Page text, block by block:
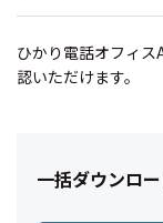
ひかり電話オフィ
認いただけます。
一括ダウンロー